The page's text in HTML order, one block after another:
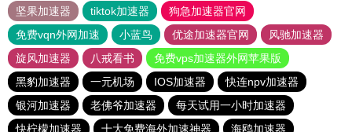
坚果加速器
tiktok加速器
狗急加速器官网
免费vqn外网加速
小蓝鸟 优途加速器官网
风驰加速器
旋风加速器
八戒看书
免费vps加速器外网苹果版
黑豹加速器
一元机场 IOS加速器
快连npv加速器
银河加速器
老佛爷加速器
每天试用一小时加速器
快柠檬加速器
十大免费海外加速神器 海鸥加速器